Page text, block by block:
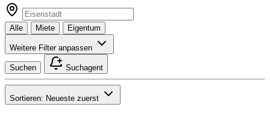
Alle Miete Eigentum
Weitere Filter anpassen
Suchen Suchagent
Sortieren: Neueste zuerst